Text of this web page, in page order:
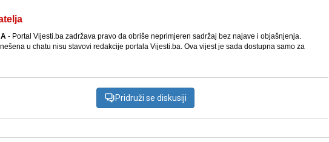
- Portal Vijesti.ba zadržava pravo da obriše neprimjeren sadržaj bez najave i objašnjenja.
u chatu nisu stavovi redakcije portala Vijesti.ba. Ova vijest je sada dostupna samo za
Pridruži se diskusiji